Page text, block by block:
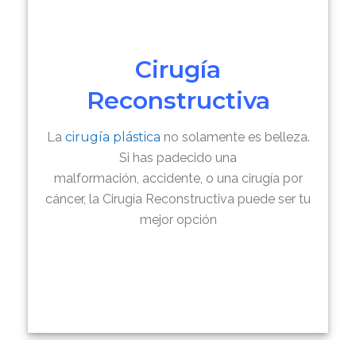
Cirugía
Reconstructiva
La cirugía plástica no solamente es belleza.
Si has padecido una
malformación, accidente, o una cirugía por
cáncer, la Cirugía Reconstructiva puede ser tu
mejor opción